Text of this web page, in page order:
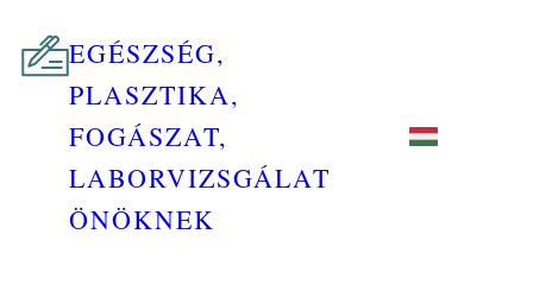
EGÉSZSÉG,
PLASZTIKA,
FOGÁSZAT,
LABORVIZSGÁLAT
ÖNÖKNEK